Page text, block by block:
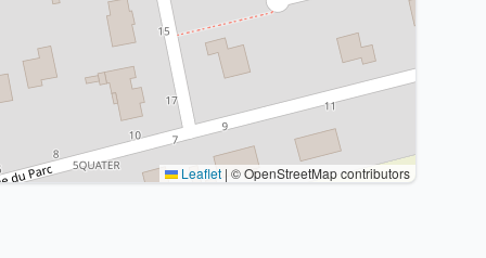
Leaflet | © OpenStreetMap contributors